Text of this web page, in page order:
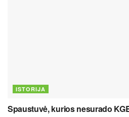
ISTORIJA
Spaustuvė, kurios nesurado